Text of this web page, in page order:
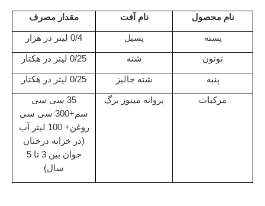
نام محصول نام آفت مقدار مصرف
پسته پسیل 0/4 لیتر در هزار
توتون شته 0/25 لیتر در هکتار
پنبه شته جالیز 0/25 لیتر در هکتار
مرکبات پروانه مینوز برگ
35 سی سی
سم+300 سی سی
روغن+ 100 لیتر آب
(در خزانه درختان
جوان بین 3 تا 5
سال)